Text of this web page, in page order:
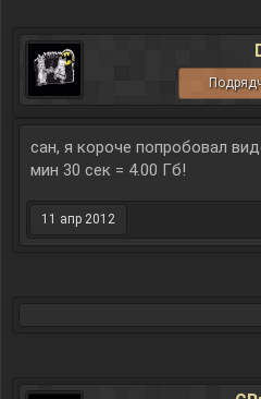
сан, я короче попробовал
мин 30 сек = 4.00 Гб!
11 апр 2012